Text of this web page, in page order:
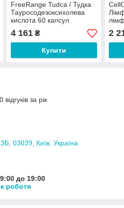
FreeRange Tudca / Тудка
Тауросодезоксихолева
кислота 60 капсул
4 161₴
Купити
2
за рік
03039, Київ, Україна
до 19:00
роботи